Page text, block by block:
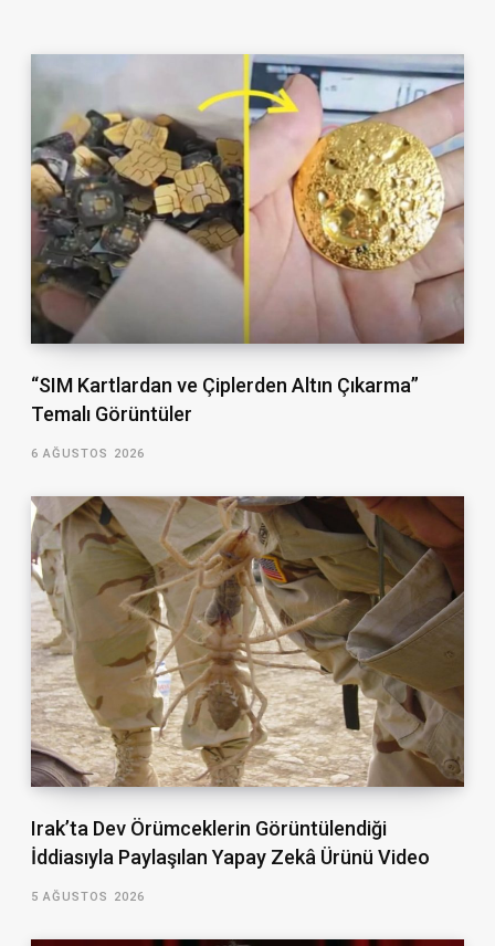
“SIM Kartlardan ve Çiplerden Altın Çıkarma”
Temalı Görüntüler
6 AĞUSTOS 2026
Irak’ta Dev Örümceklerin Görüntülendiği
İddiasıyla Paylaşılan Yapay Zekâ Ürünü Video
5 AĞUSTOS 2026